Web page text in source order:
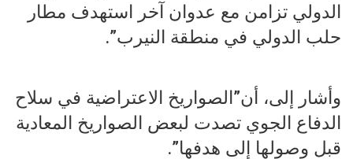
الدولي تزامن مع عدوان آخر استهدف مطار
حلب الدولي في منطقة النيرب”.
وأشار إلى، أن”الصواريخ الاعتراضية في سلاح
الدفاع الجوي تصدت لبعض الصواريخ المعادية
قبل وصولها إلى هدفها”.